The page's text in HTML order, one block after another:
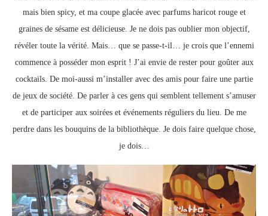
mais bien spicy, et ma coupe glacée avec parfums haricot rouge et
graines de sésame est délicieuse. Je ne dois pas oublier mon objectif,
révéler toute la vérité. Mais… que se passe-t-il… je crois que l’ennemi
commence à posséder mon esprit ! J’ai envie de rester pour goûter aux
cocktails. De moi-aussi m’installer avec des amis pour faire une partie
de jeux de société. De parler à ces gens qui semblent tellement s’amuser
et de participer aux soirées et événements réguliers du lieu. De me
perdre dans les bouquins de la bibliothèque. Je dois faire quelque chose,
je dois…